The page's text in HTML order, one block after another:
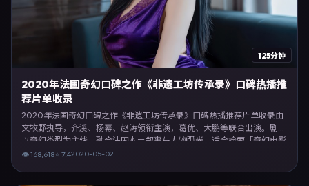
125分钟
2020年法国奇幻口碑之作《非遗工坊传承录》口碑热播推
荐片单收录
2020年法国奇幻口碑之作《非遗工坊传承录》口碑热播推荐片单收录由
文牧野执导，齐溪、杨幂、赵涛领衔主演，葛优、大鹏等联合出演。剧情
以奇幻类型为主线，融合法国本土叙事与人物弧光，适合检索「奇幻电影
法国 文牧野 齐溪」等关键词的观众。2020年5月2日完成法国摄制与后
👁168,618⭐ 7.42020-05-02